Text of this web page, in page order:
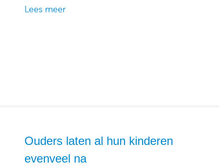
Lees meer
Ouders laten al hun kinderen
evenveel na